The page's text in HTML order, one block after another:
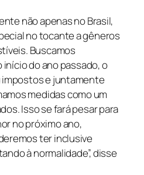
não apenas no Brasil,
no tocante a gêneros
Buscamos
do ano passado, o
e juntamente
medidas como um
Isso se fará pesar para
no próximo ano,
ter inclusive
à normalidade”, disse